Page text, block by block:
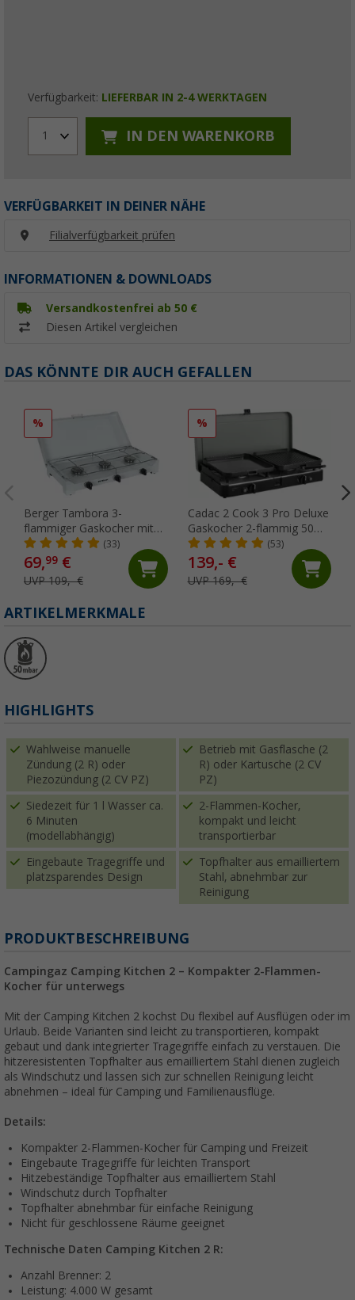
Verfügbarkeit: LIEFERBAR IN 2-4 WERKTAGEN
1 IN DEN WARENKORB
VERFÜGBARKEIT IN DEINER NÄHE
Filialverfügbarkeit prüfen
INFORMATIONEN & DOWNLOADS
Versandkostenfrei ab 50 €
Diesen Artikel vergleichen
DAS KÖNNTE DIR AUCH GEFALLEN
%
Berger Tambora 3-
flammiger Gaskocher mit
Zündsicherung (33)
69,99 €
UVP 109,- €
%
Cadac 2 Cook 3 Pro Deluxe
Gaskocher 2-flammig 50
mbar
(53)
139,- €
UVP 169,- €
ARTIKELMERKMALE
HIGHLIGHTS
Wahlweise manuelle
Zündung (2 R) oder
Piezozündung (2 CV PZ)
Betrieb mit Gasflasche (2
R) oder Kartusche (2 CV
PZ)
Siedezeit für 1 l Wasser ca.
6 Minuten
(modellabhängig)
2-Flammen-Kocher,
kompakt und leicht
transportierbar
Eingebaute Tragegriffe und
platzsparendes Design
Topfhalter aus emailliertem
Stahl, abnehmbar zur
Reinigung
PRODUKTBESCHREIBUNG
Campingaz Camping Kitchen 2 – Kompakter 2-Flammen-
Kocher für unterwegs
Mit der Camping Kitchen 2 kochst Du flexibel auf Ausflügen oder im
Urlaub. Beide Varianten sind leicht zu transportieren, kompakt
gebaut und dank integrierter Tragegriffe einfach zu verstauen. Die
hitzeresistenten Topfhalter aus emailliertem Stahl dienen zugleich
als Windschutz und lassen sich zur schnellen Reinigung leicht
abnehmen – ideal für Camping und Familienausflüge.
Details:
Kompakter 2-Flammen-Kocher für Camping und Freizeit
Eingebaute Tragegriffe für leichten Transport
Hitzebeständige Topfhalter aus emailliertem Stahl
Windschutz durch Topfhalter
Topfhalter abnehmbar für einfache Reinigung
Nicht für geschlossene Räume geeignet
Technische Daten Camping Kitchen 2 R:
Anzahl Brenner: 2
Leistung: 4.000 W gesamt